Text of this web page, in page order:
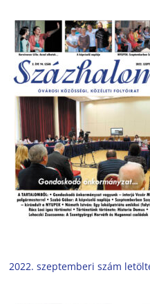
2022. szeptemberi szám